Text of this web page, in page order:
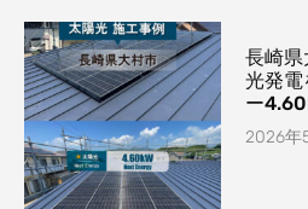
長崎
光発電
ー
2026年